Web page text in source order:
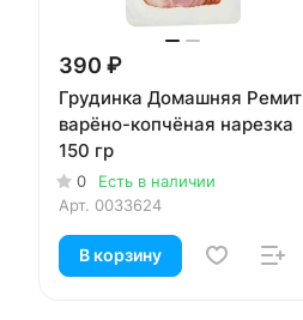
390 ₽
Грудинка Домашняя Ремит
варёно-копчёная нарезка
150 гр
0
Есть в наличии
Арт. 0033624
В корзину